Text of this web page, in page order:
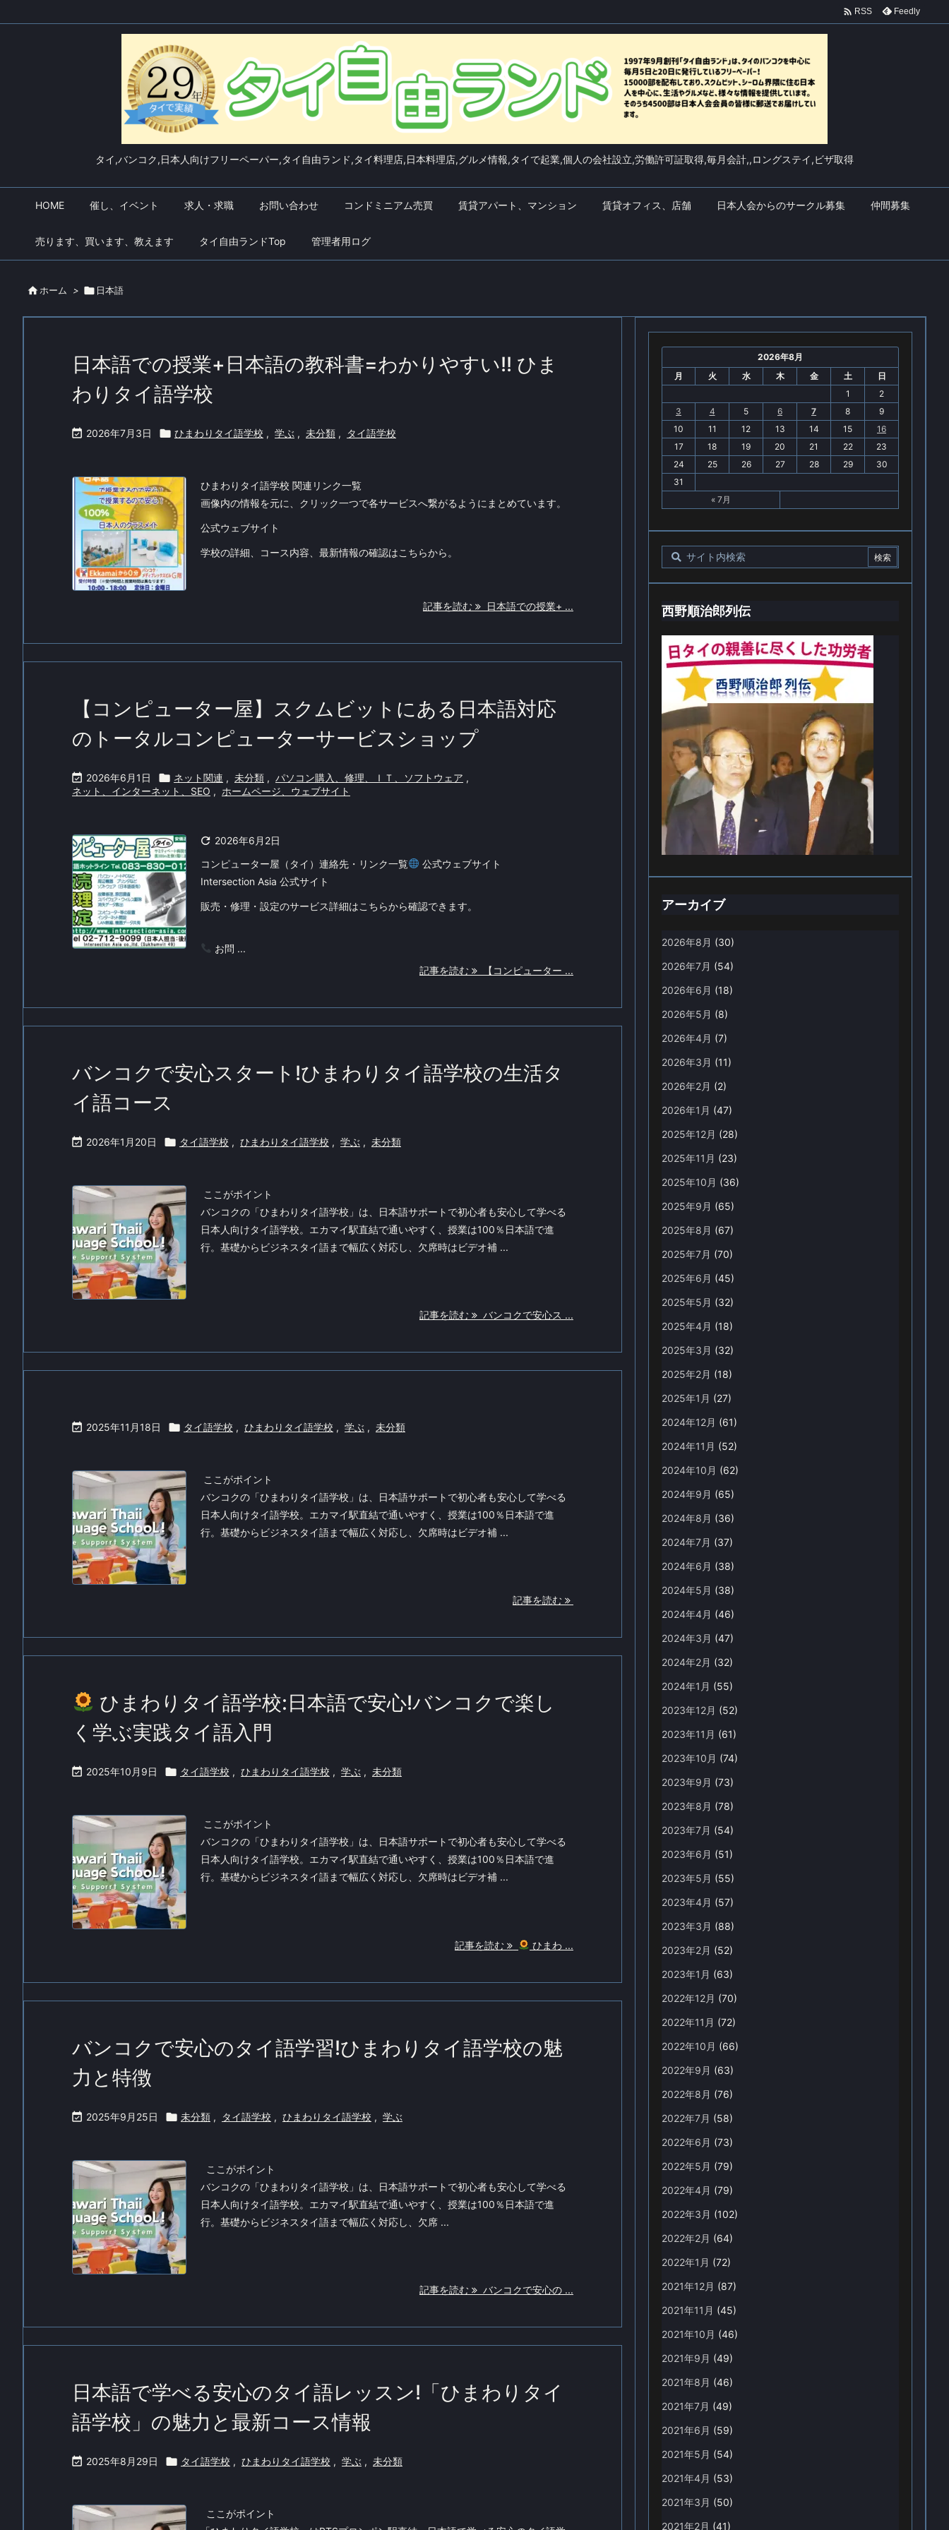
タイ,バンコク,日本人向けフリーペーパー,タイ自由ランド,タイ料理店,日本料理店,グルメ情報,タイで起業,個人の会社設立,労働許可証取得,毎月会計,,ロングステイ,ビザ取得
HOME 催し、イベント 求人・求職 お問い合わせ コンドミニアム売買 賃貸アパート、マンション 賃貸オフィス、店舗 日本人会からのサークル募集 仲間募集
売ります、買います、教えます タイ自由ランドTop 管理者用ログ
 RSS Feedly
 ホーム >  日本語
日本語での授業+日本語の教科書=わかりやすい!! ひま
わりタイ語学校
 2026年7月3日  ひまわりタイ語学校 , 学ぶ , 未分類 , タイ語学校
ひまわりタイ語学校 関連リンク一覧
画像内の情報を元に、クリック一つで各サービスへ繋がるようにまとめています。
公式ウェブサイト
学校の詳細、コース内容、最新情報の確認はこちらから。
記事を読む 日本語での授業+ ...
【コンピューター屋】スクムビットにある日本語対応
のトータルコンピューターサービスショップ
 2026年6月1日  ネット関連 , 未分類 , パソコン購入、修理、ＩＴ、ソフトウェア ,
ネット、インターネット、SEO , ホームページ、ウェブサイト
 2026年6月2日
コンピューター屋（タイ）連絡先・リンク一覧
公式ウェブサイト
Intersection Asia 公式サイト
販売・修理・設定のサービス詳細はこちらから確認できます。
お問 ...
記事を読む
【コンピューター ...
バンコクで安心スタート!ひまわりタイ語学校の生活タ
イ語コース
 2026年1月20日  タイ語学校 , ひまわりタイ語学校 , 学ぶ , 未分類
ここがポイント
バンコクの「ひまわりタイ語学校」は、日本語サポートで初心者も安心して学べる
日本人向けタイ語学校。エカマイ駅直結で通いやすく、授業は100％日本語で進
行。基礎からビジネスタイ語まで幅広く対応し、欠席時はビデオ補 ...
記事を読む バンコクで安心ス ...
 2025年11月18日  タイ語学校 , ひまわりタイ語学校 , 学ぶ , 未分類
ここがポイント
バンコクの「ひまわりタイ語学校」は、日本語サポートで初心者も安心して学べる
日本人向けタイ語学校。エカマイ駅直結で通いやすく、授業は100％日本語で進
行。基礎からビジネスタイ語まで幅広く対応し、欠席時はビデオ補 ...
記事を読む
ひまわりタイ語学校:日本語で安心!バンコクで楽し
く学ぶ実践タイ語入門
 2025年10月9日  タイ語学校 , ひまわりタイ語学校 , 学ぶ , 未分類
ここがポイント
バンコクの「ひまわりタイ語学校」は、日本語サポートで初心者も安心して学べる
日本人向けタイ語学校。エカマイ駅直結で通いやすく、授業は100％日本語で進
行。基礎からビジネスタイ語まで幅広く対応し、欠席時はビデオ補 ...
記事を読む ひまわ ...
バンコクで安心のタイ語学習!ひまわりタイ語学校の魅
力と特徴
 2025年9月25日  未分類 , タイ語学校 , ひまわりタイ語学校 , 学ぶ
ここがポイント
バンコクの「ひまわりタイ語学校」は、日本語サポートで初心者も安心して学べる
日本人向けタイ語学校。エカマイ駅直結で通いやすく、授業は100％日本語で進
行。基礎からビジネスタイ語まで幅広く対応し、欠席 ...
記事を読む バンコクで安心の ...
日本語で学べる安心のタイ語レッスン!「ひまわりタイ
語学校」の魅力と最新コース情報
 2025年8月29日  タイ語学校 , ひまわりタイ語学校 , 学ぶ , 未分類
ここがポイント
2026年8月
月
火 水 木 金 土
日
1
2
3
4 5 6 7 8
9
10
11 12 13 14 15
16
17
18 19 20 21 22
23
24
25 26 27 28 29
30
31
« 7月
西野順治郎列伝
アーカイブ
2026年8月 (30)
2026年7月 (54)
2026年6月 (18)
2026年5月 (8)
2026年4月 (7)
2026年3月 (11)
2026年2月 (2)
2026年1月 (47)
2025年12月 (28)
2025年11月 (23)
2025年10月 (36)
2025年9月 (65)
2025年8月 (67)
2025年7月 (70)
2025年6月 (45)
2025年5月 (32)
2025年4月 (18)
2025年3月 (32)
2025年2月 (18)
2025年1月 (27)
2024年12月 (61)
2024年11月 (52)
2024年10月 (62)
2024年9月 (65)
2024年8月 (36)
2024年7月 (37)
2024年6月 (38)
2024年5月 (38)
2024年4月 (46)
2024年3月 (47)
2024年2月 (32)
2024年1月 (55)
2023年12月 (52)
2023年11月 (61)
2023年10月 (74)
2023年9月 (73)
2023年8月 (78)
2023年7月 (54)
2023年6月 (51)
2023年5月 (55)
2023年4月 (57)
2023年3月 (88)
2023年2月 (52)
2023年1月 (63)
2022年12月 (70)
2022年11月 (72)
2022年10月 (66)
2022年9月 (63)
2022年8月 (76)
2022年7月 (58)
2022年6月 (73)
2022年5月 (79)
2022年4月 (79)
2022年3月 (102)
2022年2月 (64)
2022年1月 (72)
2021年12月 (87)
2021年11月 (45)
2021年10月 (46)
2021年9月 (49)
2021年8月 (46)
2021年7月 (49)
2021年6月 (59)
2021年5月 (54)
2021年4月 (53)
2021年3月 (50)
2021年2月 (41)